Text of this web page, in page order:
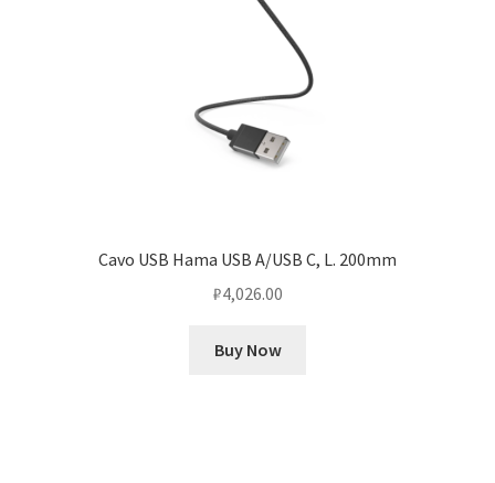
Cavo USB Hama USB A/USB C, L. 200mm
₽4,026.00
Buy Now